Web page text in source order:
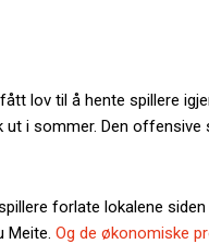
lov til å hente spillere
i sommer. Den offensive
forlate lokalene
Meite. Og de økonomiske